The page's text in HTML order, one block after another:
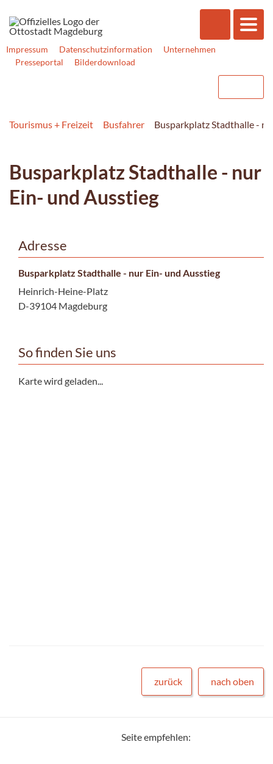
Impressum Datenschutzinformation
Unternehmen
Presseportal
Bilderdownload
Tourismus + Freizeit Busfahrer Busparkplatz Stadthalle -
Busparkplatz Stadthalle - nur
Ein- und Ausstieg
Adresse
Busparkplatz Stadthalle - nur Ein- und Ausstieg
Heinrich-Heine-Platz
D-39104 Magdeburg
So finden Sie uns
Karte wird geladen...
zurück nach oben
Seite empfehlen: